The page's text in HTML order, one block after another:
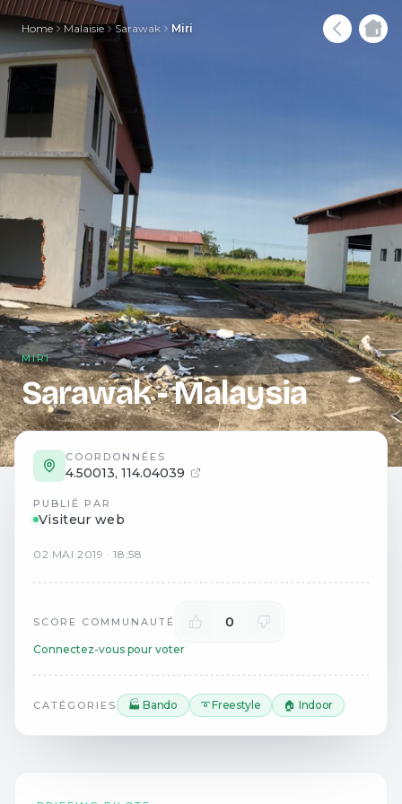
Home Malaisie Sarawak Miri
MIRI
Sarawak - Malaysia
COORDONNÉES
4.50013, 114.04039
PUBLIÉ PAR
Visiteur web
02 MAI 2019 ·18:58
SCORE COMMUNAUTÉ 0
Connectez-vous pour voter
CATÉGORIES 🏭 Bando ➰ Freestyle 🏠 Indoor